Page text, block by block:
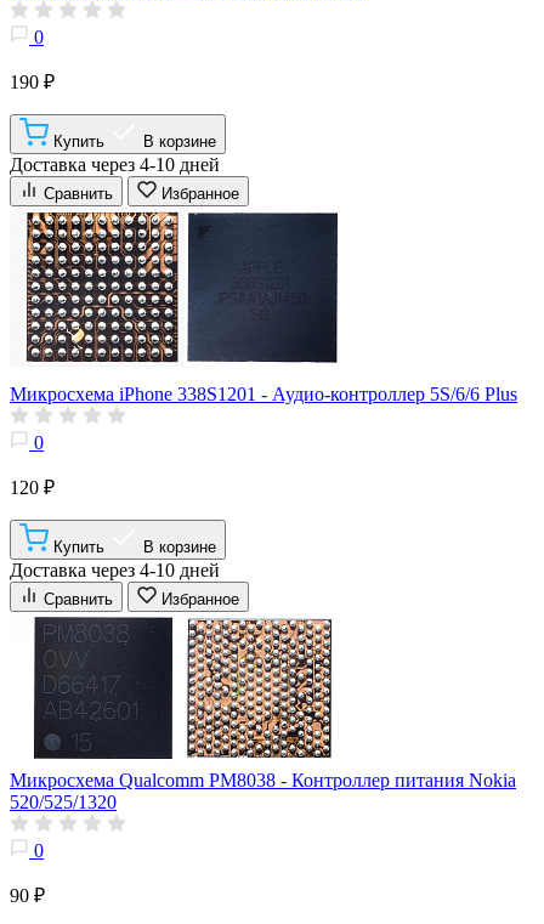
0
190 ₽
Купить В корзине
Доставка через 4-10 дней
Сравнить Избранное
Микросхема iPhone 338S1201 - Аудио-контроллер 5S/6/6 Plus
0
120 ₽
Купить В корзине
Доставка через 4-10 дней
Сравнить Избранное
Микросхема Qualcomm PM8038 - Контроллер питания Nokia
520/525/1320
0
90 ₽